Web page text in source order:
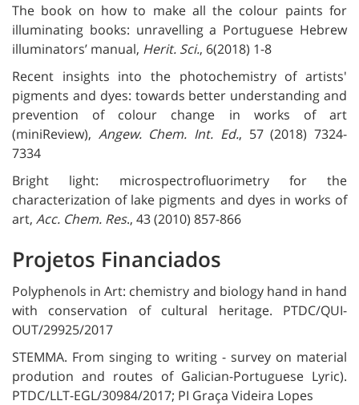
The book on how to make all the colour paints for
illuminating books: unravelling a Portuguese Hebrew
illuminators’ manual, Herit. Sci., 6(2018) 1-8
Recent insights into the photochemistry of artists'
pigments and dyes: towards better understanding and
prevention of colour change in works of art
(miniReview), Angew. Chem. Int. Ed., 57 (2018) 7324-
7334
Bright light: microspectrofluorimetry for the
characterization of lake pigments and dyes in works of
art, Acc. Chem. Res., 43 (2010) 857-866
Projetos Financiados
Polyphenols in Art: chemistry and biology hand in hand
with conservation of cultural heritage. PTDC/QUI-
OUT/29925/2017
STEMMA. From singing to writing - survey on material
prodution and routes of Galician-Portuguese Lyric).
PTDC/LLT-EGL/30984/2017; PI Graça Videira Lopes